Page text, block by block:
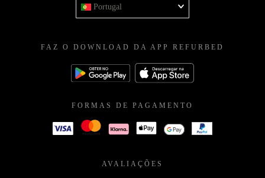
Portugal
FAZ O DOWNLOAD DA APP REFURBED
FORMAS DE PAGAMENTO
AVALIAÇÕES